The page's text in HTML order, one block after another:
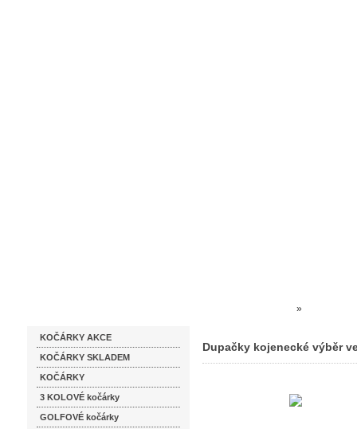
KOČÁRKY AKCE
KOČÁRKY SKLADEM
KOČÁRKY
3 KOLOVÉ kočárky
GOLFOVÉ kočárky
»
Dupačky kojenecké výběr